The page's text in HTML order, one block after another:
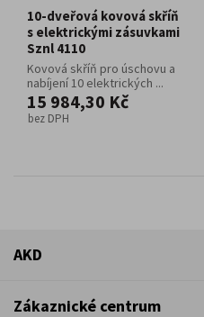
10-dveřová kovová skříň
s elektrickými zásuvkami
Sznl 4110
Kovová skříň pro úschovu a
nabíjení 10 elektrických ...
15 984,30 Kč
bez DPH
AKD
Zákaznické centrum